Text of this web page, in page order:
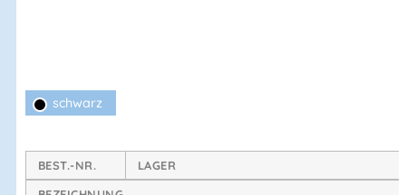
zertifiziert.
Technische Eigenschaften
BEST.-NR.
LAGER
schwarz